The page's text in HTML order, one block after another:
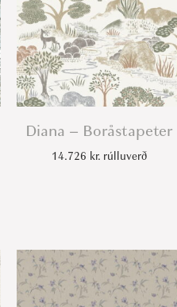
Diana – Boråstapeter
14.726 kr. rúlluverð